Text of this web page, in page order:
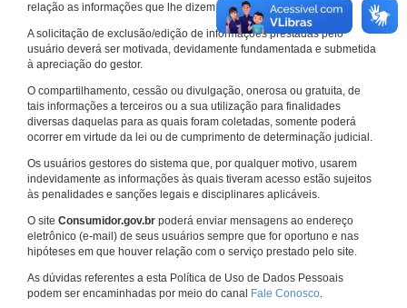
relação as informações que lhe dizem respeito.
A solicitação de exclusão/edição de informações prestadas pelo
usuário deverá ser motivada, devidamente fundamentada e submetida
à apreciação do gestor.
O compartilhamento, cessão ou divulgação, onerosa ou gratuita, de
tais informações a terceiros ou a sua utilização para finalidades
diversas daquelas para as quais foram coletadas, somente poderá
ocorrer em virtude da lei ou de cumprimento de determinação judicial.
Os usuários gestores do sistema que, por qualquer motivo, usarem
indevidamente as informações às quais tiveram acesso estão sujeitos
às penalidades e sanções legais e disciplinares aplicáveis.
O site Consumidor.gov.br poderá enviar mensagens ao endereço
eletrônico (e-mail) de seus usuários sempre que for oportuno e nas
hipóteses em que houver relação com o serviço prestado pelo site.
As dúvidas referentes a esta Política de Uso de Dados Pessoais
podem ser encaminhadas por meio do canal Fale Conosco.